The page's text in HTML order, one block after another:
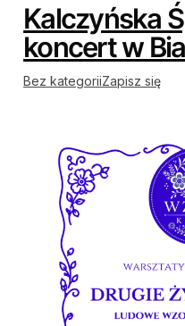
Kalczyńska
koncert w
Bez kategoriiZapisz się